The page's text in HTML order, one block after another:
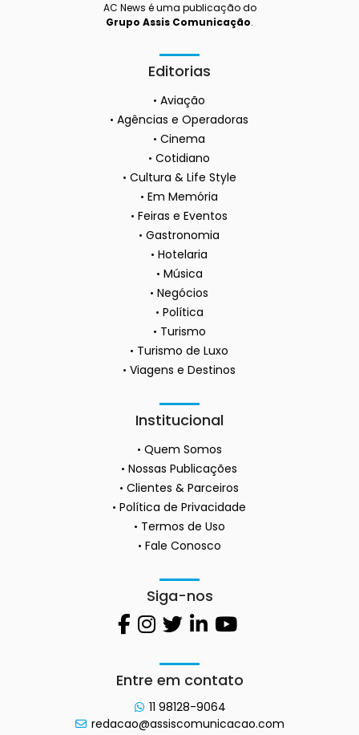
AC News é uma publicação do
Grupo Assis Comunicação.
Editorias
Aviação
Agências e Operadoras
Cinema
Cotidiano
Cultura & Life Style
Em Memória
Feiras e Eventos
Gastronomia
Hotelaria
Música
Negócios
Política
Turismo
Turismo de Luxo
Viagens e Destinos
Institucional
Quem Somos
Nossas Publicações
Clientes & Parceiros
Política de Privacidade
Termos de Uso
Fale Conosco
Siga-nos
Entre em contato
11 98128-9064
redacao@assiscomunicacao.com